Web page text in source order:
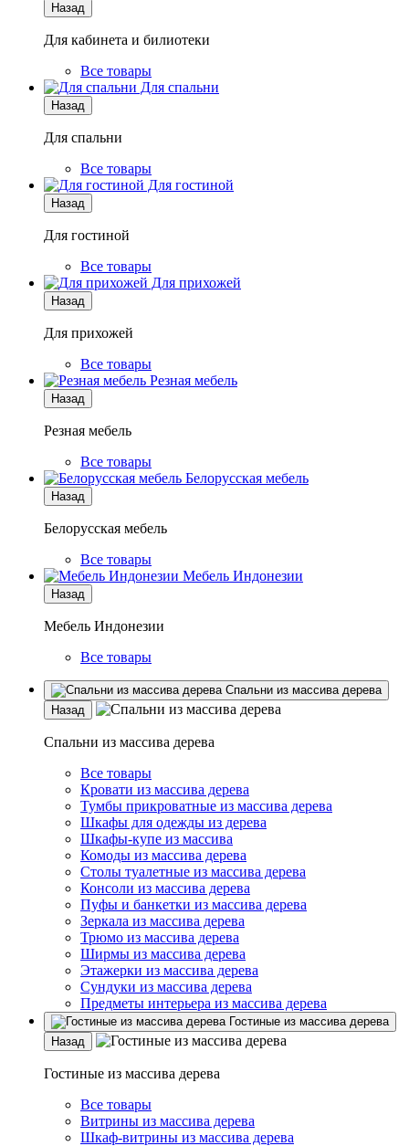
Назад
Для кабинета и билиотеки
Все товары
Для спальни
Назад
Для спальни
Все товары
Для гостиной
Назад
Для гостиной
Все товары
Для прихожей
Назад
Для прихожей
Все товары
Резная мебель
Назад
Резная мебель
Все товары
Белорусская мебель
Назад
Белорусская мебель
Все товары
Мебель Индонезии
Назад
Мебель Индонезии
Все товары
Спальни из массива дерева
Назад
Спальни из массива дерева
Все товары
Кровати из массива дерева
Тумбы прикроватные из массива дерева
Шкафы для одежды из дерева
Шкафы-купе из массива
Комоды из массива дерева
Столы туалетные из массива дерева
Консоли из массива дерева
Пуфы и банкетки из массива дерева
Зеркала из массива дерева
Трюмо из массива дерева
Ширмы из массива дерева
Этажерки из массива дерева
Сундуки из массива дерева
Предметы интерьера из массива дерева
Гостиные из массива дерева
Назад
Гостиные из массива дерева
Все товары
Витрины из массива дерева
Шкаф-витрины из массива дерева